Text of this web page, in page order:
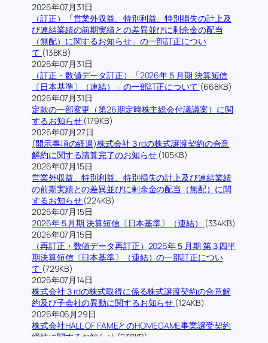
2026年07月31日
（訂正）「営業外収益、特別利益、特別損失の計上及
び連結業績の前期実績との差異並びに剰余金の配当
（無配）に関するお知らせ」の一部訂正につい
て (138KB)
2026年07月31日
（訂正・数値データ訂正）「2026年５月期 決算短信
〔日本基準〕（連結）」の一部訂正について (668KB)
2026年07月31日
定款の一部変更（第26期定時株主総会付議議案）に関
するお知らせ (179KB)
2026年07月27日
(開示事項の経過)株式会社３rdの株式譲渡契約の合意
解約に関する清算完了のお知らせ (105KB)
2026年07月15日
営業外収益、特別利益、特別損失の計上及び連結業績
の前期実績との差異並びに剰余金の配当（無配）に関
するお知らせ (224KB)
2026年07月15日
2026年５月期 決算短信〔日本基準〕（連結）
(334KB)
2026年07月15日
（再訂正・数値データ再訂正）2026年５月期 第３四半
期決算短信〔日本基準〕（連結）の一部訂正につい
て (729KB)
2026年07月14日
株式会社３rdの株式取得に係る株式譲渡契約の合意解
約及び子会社の異動に関するお知らせ (124KB)
2026年06月29日
株式会社HALL OF FAMEとのHOMEGAME事業譲受契約
締結に関するお知らせ (238KB)